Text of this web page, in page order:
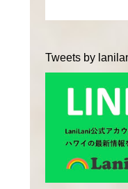
Tweets by